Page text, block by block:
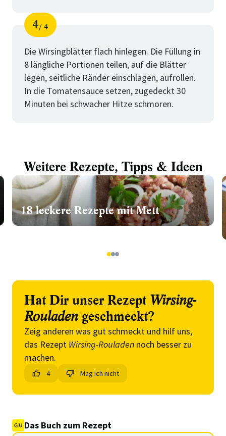
Schritt
4
von
4
Die Wirsingblätter flach hinlegen. Die Füllung in
8 längliche Portionen teilen, auf die Blätter
legen, seitliche Ränder einschlagen, aufrollen.
In die Tomatensauce setzen, zugedeckt 30
Minuten bei schwacher Hitze schmoren.
Weitere Rezepte, Tipps & Ideen
18 leckere Rezepte mit Mett
123
Hat Dir unser Rezept Wirsing-
Rouladen geschmeckt?
Zeig anderen was gut schmeckt und hilf uns,
das Rezept Wirsing-Rouladen noch besser zu
machen.
4 Mag ich nicht
Das Buch zum Rezept